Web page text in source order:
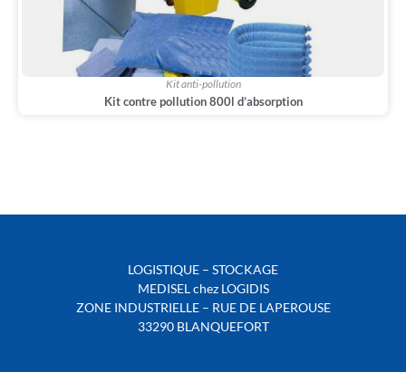
Kit anti-pollution
Kit contre pollution 800l d’absorption
LOGISTIQUE – STOCKAGE
MEDISEL chez LOGIDIS
ZONE INDUSTRIELLE – RUE DE LAPEROUSE
33290 BLANQUEFORT